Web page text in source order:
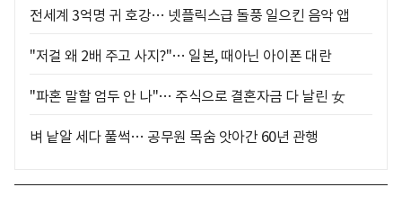
전세계 3억명 귀 호강… 넷플릭스급 돌풍 일으킨 음악 앱
"저걸 왜 2배 주고 사지?"… 일본, 때아닌 아이폰 대란
"파혼 말할 엄두 안 나"… 주식으로 결혼자금 다 날린 女
벼 낱알 세다 풀썩… 공무원 목숨 앗아간 60년 관행